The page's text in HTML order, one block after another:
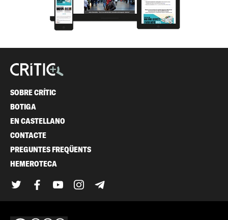
SOBRE CRÍTIC
BOTIGA
EN CASTELLANO
CONTACTE
PREGUNTES FREQÜENTS
HEMEROTECA
TwitterFacebook
YouTubeInstagram